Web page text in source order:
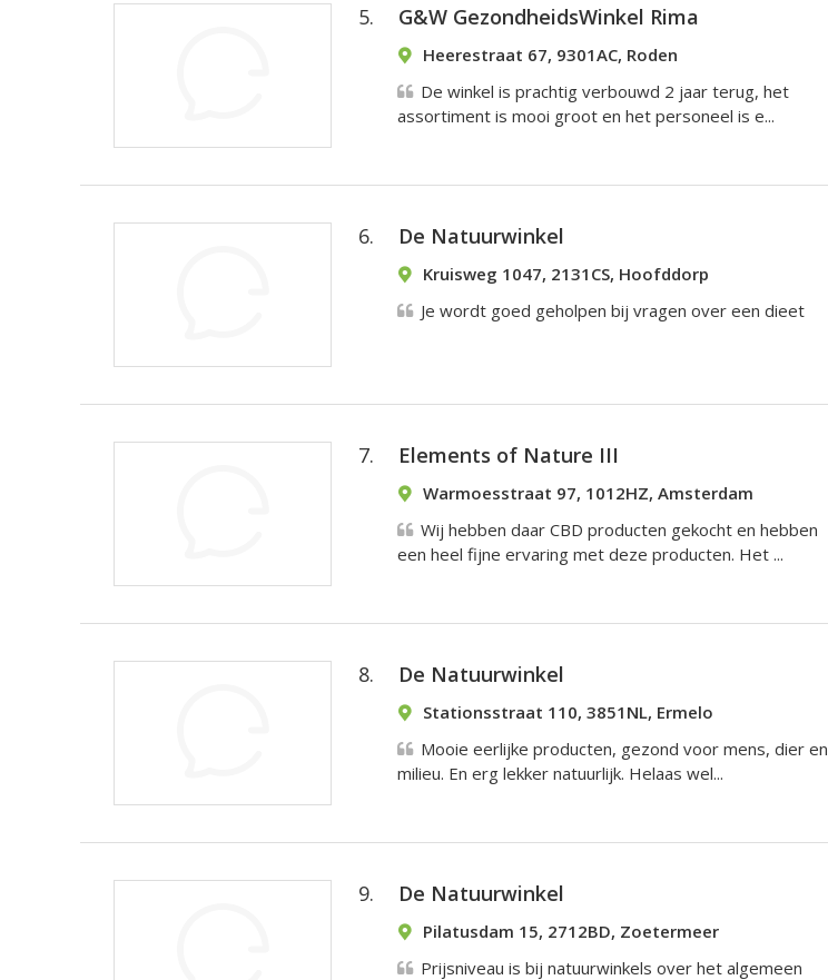
5. G&W GezondheidsWinkel Rima
Heerestraat 67, 9301AC, Roden
De winkel is prachtig verbouwd 2 jaar terug, het
assortiment is mooi groot en het personeel is e...
6. De Natuurwinkel
Kruisweg 1047, 2131CS, Hoofddorp
Je wordt goed geholpen bij vragen over een dieet
7. Elements of Nature III
Warmoesstraat 97, 1012HZ, Amsterdam
Wij hebben daar CBD producten gekocht en hebben
een heel fijne ervaring met deze producten. Het ...
8. De Natuurwinkel
Stationsstraat 110, 3851NL, Ermelo
Mooie eerlijke producten, gezond voor mens, dier en
milieu. En erg lekker natuurlijk. Helaas wel...
9. De Natuurwinkel
Pilatusdam 15, 2712BD, Zoetermeer
Prijsniveau is bij natuurwinkels over het algemeen